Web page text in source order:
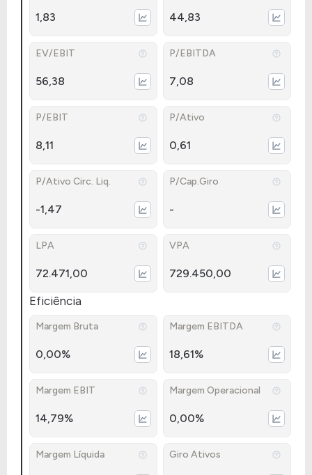
1,83 44,83
EV/EBIT
56,38
P/EBITDA
7,08
P/EBIT
8,11
P/Ativo
0,61
P/Ativo Circ. Liq.
-1,47
P/Cap.Giro
-
LPA
72.471,00
VPA
729.450,00
Eficiência
Margem Bruta
0,00%
Margem EBITDA
18,61%
Margem EBIT
14,79%
Margem Operacional
0,00%
Margem Líquida Giro Ativos